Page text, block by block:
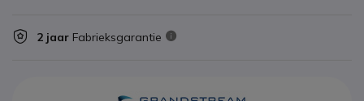
2 jaar Fabrieksgarantie